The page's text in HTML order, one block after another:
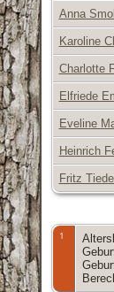
Anna
Karoline
Charlotte
Elfriede
Eveline
Heinrich
Fritz
1